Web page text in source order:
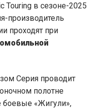
Touring в сезоне-2025
производитель
проходят при
Серия проводит
полотне
«Жигули»,